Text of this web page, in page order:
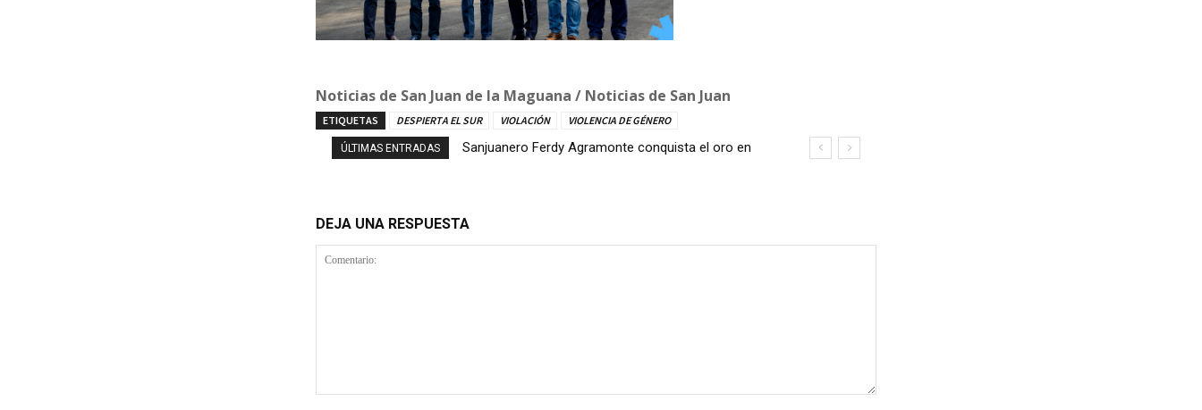
Noticias de San Juan de la Maguana / Noticias de San Juan
ETIQUETAS DESPIERTA EL SUR VIOLACIÓN VIOLENCIA DE GÉNERO
ÚLTIMAS ENTRADAS
Consternación en Villa González por la muerte de
DEJA UNA RESPUESTA